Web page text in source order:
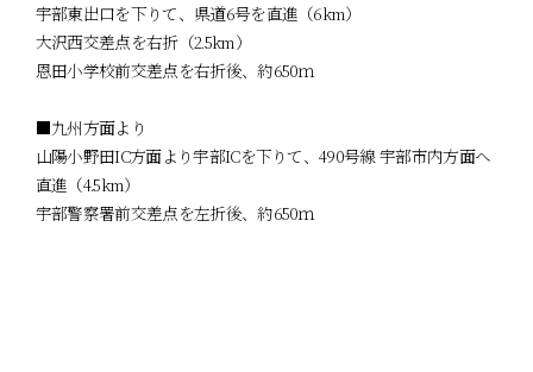
宇部東出口を下りて、県道6号を直進（6km）
大沢西交差点を右折（2.5km）
恩田小学校前交差点を右折後、約650ｍ
■九州方面より
山陽小野田IC方面より宇部ICを下りて、490号線 宇部市内方面へ
直進（4.5km）
宇部警察署前交差点を左折後、約650ｍ